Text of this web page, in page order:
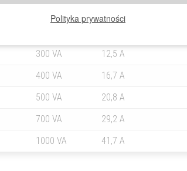
300 VA 12,5 A
400 VA 16,7 A
500 VA 20,8 A
700 VA 29,2 A
1000 VA 41,7 A
Polityka prywatności